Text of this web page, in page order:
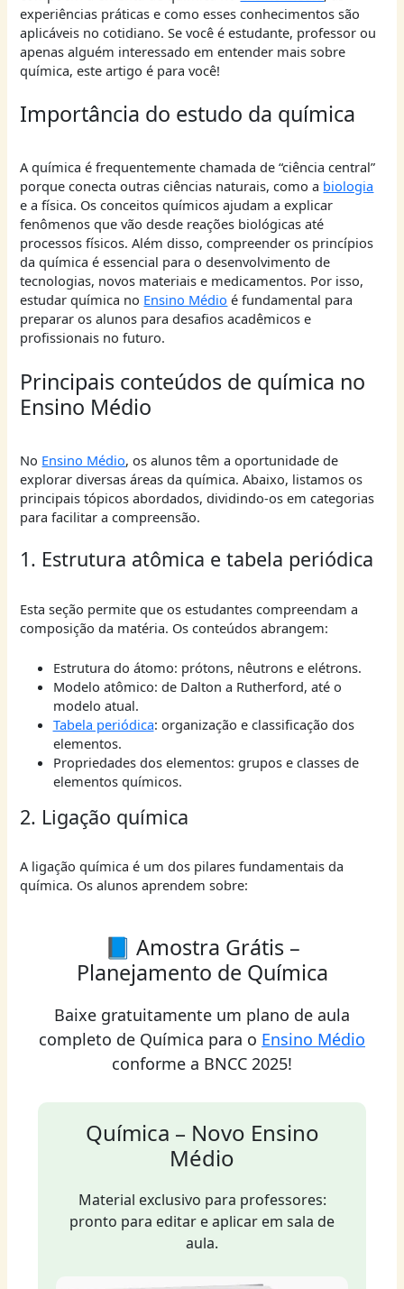
experiências práticas e como esses conhecimentos são
aplicáveis no cotidiano. Se você é estudante, professor ou
apenas alguém interessado em entender mais sobre
química, este artigo é para você!
Importância do estudo da química
A química é frequentemente chamada de “ciência central”
porque conecta outras ciências naturais, como a biologia
e a física. Os conceitos químicos ajudam a explicar
fenômenos que vão desde reações biológicas até
processos físicos. Além disso, compreender os princípios
da química é essencial para o desenvolvimento de
tecnologias, novos materiais e medicamentos. Por isso,
estudar química no Ensino Médio é fundamental para
preparar os alunos para desafios acadêmicos e
profissionais no futuro.
Principais conteúdos de química no
Ensino Médio
No Ensino Médio, os alunos têm a oportunidade de
explorar diversas áreas da química. Abaixo, listamos os
principais tópicos abordados, dividindo-os em categorias
para facilitar a compreensão.
1. Estrutura atômica e tabela periódica
Esta seção permite que os estudantes compreendam a
composição da matéria. Os conteúdos abrangem:
Estrutura do átomo: prótons, nêutrons e elétrons.
Modelo atômico: de Dalton a Rutherford, até o
modelo atual.
Tabela periódica: organização e classificação dos
elementos.
Propriedades dos elementos: grupos e classes de
elementos químicos.
2. Ligação química
A ligação química é um dos pilares fundamentais da
química. Os alunos aprendem sobre:
📘 Amostra Grátis –
Planejamento de Química
Baixe gratuitamente um plano de aula
completo de Química para o Ensino Médio
conforme a BNCC 2025!
Química – Novo Ensino
Médio
Material exclusivo para professores:
pronto para editar e aplicar em sala de
aula.